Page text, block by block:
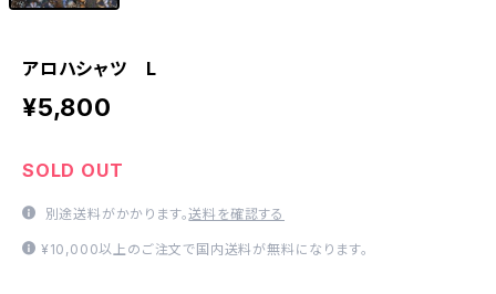
アロハシャツ L
¥5,800
SOLD OUT
別途送料がかかります。送料を確認する
¥10,000以上のご注文で国内送料が無料になります。